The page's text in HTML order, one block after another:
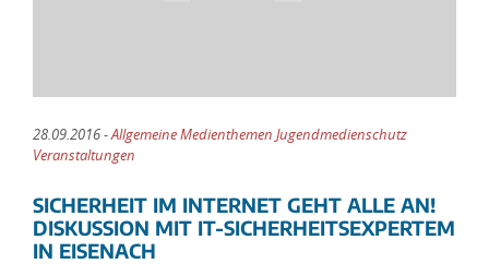
28.09.2016 -Allgemeine Medienthemen Jugendmedienschutz
Veranstaltungen
SICHERHEIT IM INTERNET GEHT ALLE AN!
DISKUSSION MIT IT-SICHERHEITSEXPERTEM
IN EISENACH